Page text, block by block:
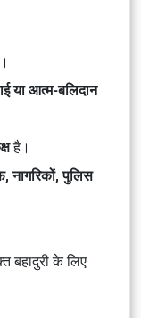
।
या आत्म-बलिदान
है।
नागरिकों, पुलिस
बहादुरी के लिए